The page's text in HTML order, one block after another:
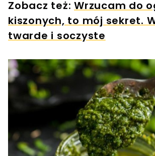
Zobacz też: Wrzucam do
kiszonych, to mój sekret.
twarde i soczyste